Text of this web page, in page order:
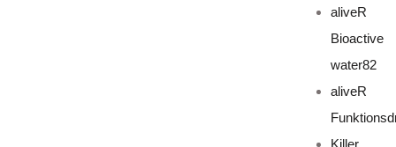
aliveR
Bioactive
water82
aliveR
Killer